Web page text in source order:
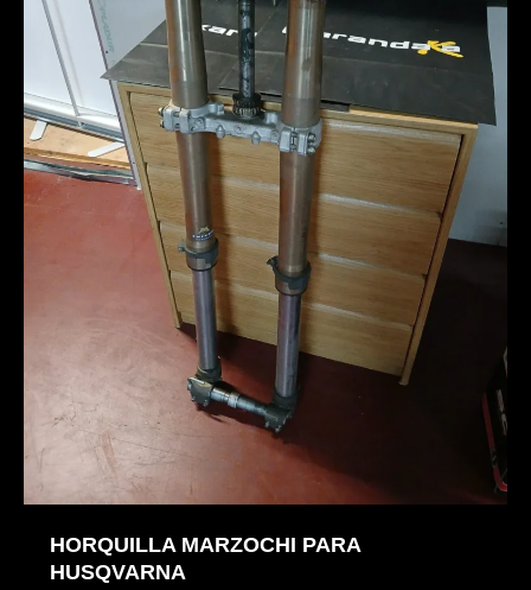
HORQUILLA MARZOCHI PARA
HUSQVARNA